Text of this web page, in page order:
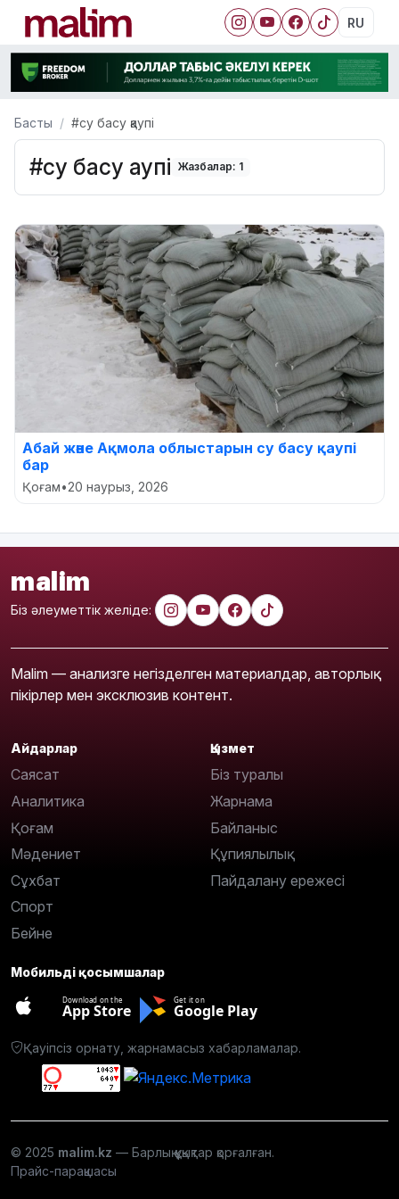
RU
Басты #су басу қаупі
#су басу қаупі Жазбалар: 1
Абай және Ақмола облыстарын су басу қаупі
бар
Қоғам•20 наурыз, 2026
malim
Біз әлеуметтік желіде:
Malim — анализге негізделген материалдар, авторлық
пікірлер мен эксклюзив контент.
Айдарлар
Саясат
Аналитика
Қоғам
Мәдениет
Сұхбат
Спорт
Бейне
Қызмет
Біз туралы
Жарнама
Байланыс
Құпиялылық
Пайдалану ережесі
Мобильді қосымшалар
Download on the
App Store
Get it on
Google Play
Қауіпсіз орнату, жарнамасыз хабарламалар.
© 2025 malim.kz — Барлық құқықтар қорғалған.
Прайс-парақшасы